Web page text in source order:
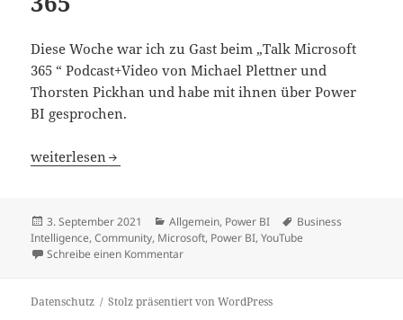
Diese Woche war ich zu Gast beim „Talk Microsoft
365 “ Podcast+Video von Michael Plettner und
Thorsten Pickhan und habe mit ihnen über Power
BI gesprochen.
Zu Gast bei Talk Microsoft 365
weiterlesen
Veröffentlicht
am
3. September 2021 Kategorien
Allgemein, Power BI Schlagwörter
Business
Intelligence,Community, Microsoft, Power BI,YouTube
Schreibe einen Kommentarzu Zu Gast bei Talk Microsoft 365
Datenschutz Stolz präsentiert von WordPress